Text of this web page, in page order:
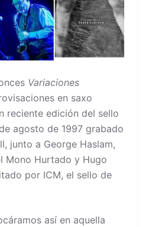
Variaciones
en saxo
reciente edición del sello
agosto de 1997 grabado
junto a George Haslam,
Mono Hurtado y Hugo
por ICM, el sello de
así en aquella